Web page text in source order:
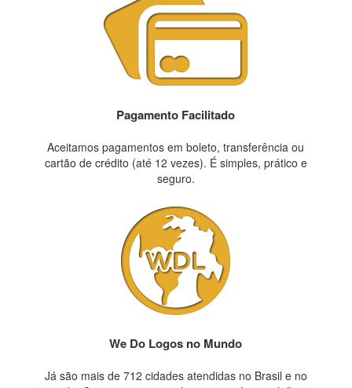
Pagamento Facilitado
Aceitamos pagamentos em boleto, transferência ou
cartão de crédito (até 12 vezes). É simples, prático e
seguro.
We Do Logos no Mundo
Já são mais de 712 cidades atendidas no Brasil e no